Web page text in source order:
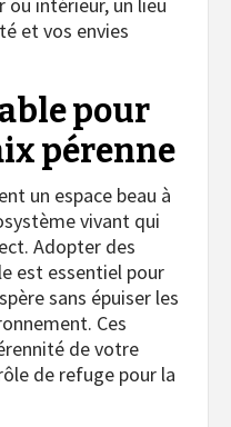
et vos envies
pour
pérenne
un espace beau à
vivant qui
Adopter des
est essentiel pour
sans épuiser les
Ces
de votre
de refuge pour la